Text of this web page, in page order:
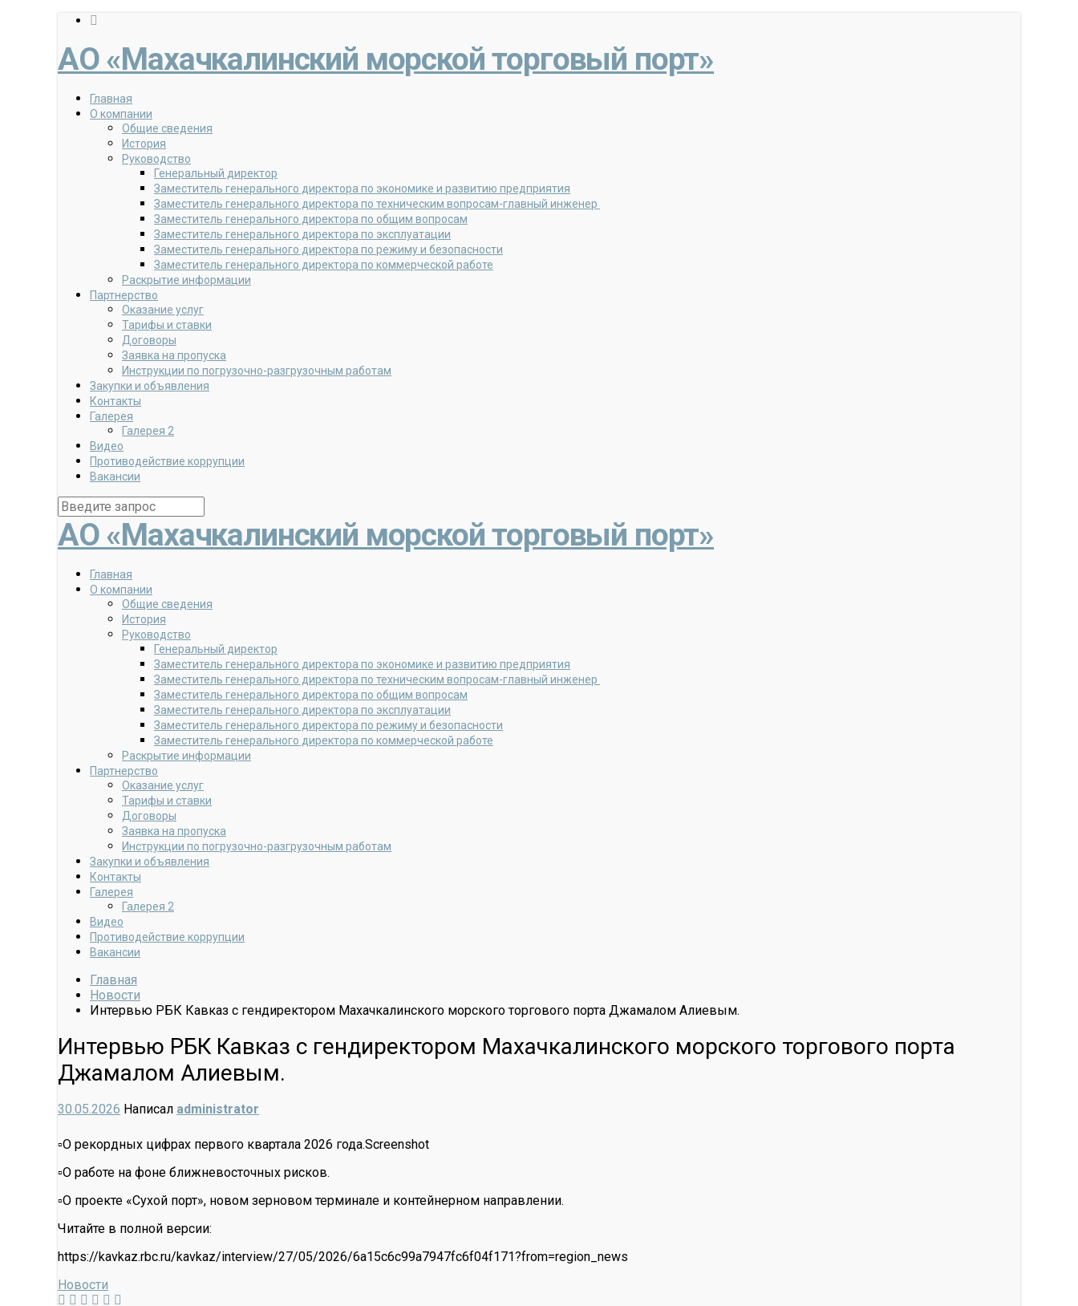
АО «Махачкалинский морской торговый порт»
Главная
О компании
Общие сведения
История
Руководство
Генеральный директор
Заместитель генерального директора по экономике и развитию предприятия
Заместитель генерального директора по техническим вопросам-главный инженер
Заместитель генерального директора по общим вопросам
Заместитель генерального директора по эксплуатации
Заместитель генерального директора по режиму и безопасности
Заместитель генерального директора по коммерческой работе
Раскрытие информации
Партнерство
Оказание услуг
Тарифы и ставки
Договоры
Заявка на пропуска
Инструкции по погрузочно-разгрузочным работам
Закупки и объявления
Контакты
Галерея
Галерея 2
Видео
Противодействие коррупции
Вакансии
АО «Махачкалинский морской торговый порт»
Главная
О компании
Общие сведения
История
Руководство
Генеральный директор
Заместитель генерального директора по экономике и развитию предприятия
Заместитель генерального директора по техническим вопросам-главный инженер
Заместитель генерального директора по общим вопросам
Заместитель генерального директора по эксплуатации
Заместитель генерального директора по режиму и безопасности
Заместитель генерального директора по коммерческой работе
Раскрытие информации
Партнерство
Оказание услуг
Тарифы и ставки
Договоры
Заявка на пропуска
Инструкции по погрузочно-разгрузочным работам
Закупки и объявления
Контакты
Галерея
Галерея 2
Видео
Противодействие коррупции
Вакансии
Главная
Новости
Интервью РБК Кавказ с гендиректором Махачкалинского морского торгового порта Джамалом Алиевым.
Интервью РБК Кавказ с гендиректором Махачкалинского морского торгового порта
Джамалом Алиевым.
30.05.2026 Написал administrator
▫️О рекордных цифрах первого квартала 2026 года.Screenshot
▫️О работе на фоне ближневосточных рисков.
▫️О проекте «Сухой порт», новом зерновом терминале и контейнерном направлении.
Читайте в полной версии:
https://kavkaz.rbc.ru/kavkaz/interview/27/05/2026/6a15c6c99a7947fc6f04f171?from=region_news
Новости